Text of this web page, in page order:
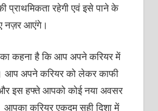
प्राथमिकता रहेगी एवं इसे पाने के
नज़र आएंगे।
कहना है कि आप अपने करियर में
आप अपने करियर को लेकर काफी
इस हफ्ते आपको कोई नया अवसर
आपका करियर एकदम सही दिशा में